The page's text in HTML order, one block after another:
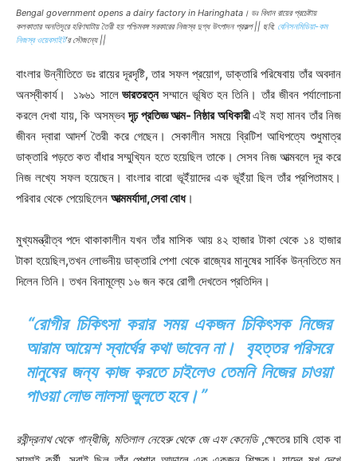
Bengal government opens a dairy factory in Haringhata। ডঃ বিধান রায়ের প্রচেষ্টায়
কলকাতার অনতিদূরে হরিণঘাটায় তৈরী হয় পশ্চিমবঙ্গ সরকারের নিজস্ব দুগ্ধ উৎপাদন প্রকল্প || ছবি: বেনিসনমিডিয়া-কম
নিজস্ব ওয়েবসাইট‘র সৌজন্যে ||
বাংলার উন্নীতিতে ডঃ রায়ের দূরদৃষ্টি, তার সফল প্রয়োগ, ডাক্তারি পরিষেবায় তাঁর অবদান
অনস্বীকার্য। ১৯৬১ সালেভারতরত্নসম্মানে ভূষিত হন তিনি। তাঁর জীবন পর্যালোচনা
করলে দেখা যায়, কি অসম্ভবদৃঢ় প্রতিজ্ঞ আত্ম- নিষ্ঠার অধিকারীএই মহা মানব তাঁর নিজ
জীবন দ্বারা আদর্শ তৈরী করে গেছেন। সেকালীন সময়ে ব্রিটিশ আধিপত্যে শুধুমাত্র
ডাক্তারি পড়তে কত বাঁধার সম্মুখ্যিন হতে হয়েছিল তাকে। সেসব নিজ আত্মবলে দূর করে
নিজ লখ্যে সফল হয়েছেন। বাংলার বারো ভূইঁয়াদের এক ভূইঁয়া ছিল তাঁর প্রপিতামহ।
পরিবার থেকে পেয়েছিলেন আত্মমর্যাদা,সেবা বোধ।
মুখ্যমন্ত্রীত্ব পদে থাকাকালীন যখন তাঁর মাসিক আয় ৪২ হাজার টাকা থেকে ১৪ হাজার
টাকা হয়েছিল,তখন লোভনীয় ডাক্তারি পেশা থেকে রাজ্যের মানুষের সার্বিক উন্নতিতে মন
দিলেন তিনি। তখন বিনামূল্যে ১৬ জন করে রোগী দেখতেন প্রতিদিন।
“রোগীর চিকিৎসা করার সময় একজন চিকিৎসক নিজের
আরাম আয়েশ স্বার্থের কথা ভাবেন না। বৃহত্তর পরিসরে
মানুষের জন্য কাজ করতে চাইলেও তেমনি নিজের চাওয়া
পাওয়া লোভ লালসা ভুলতে হবে।”
রবীন্দ্রনাথ থেকে গান্ধীজি, মতিলাল নেহেরু থেকে জে এফ কেনেডি ,ক্ষেতের চাষি হোক বা